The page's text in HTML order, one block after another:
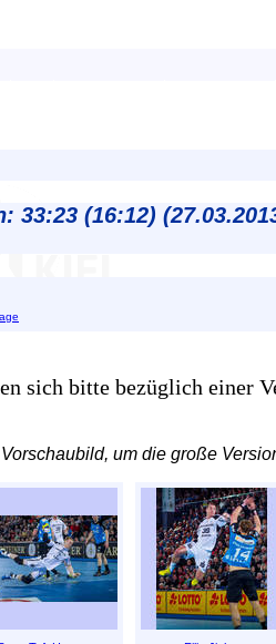
33:23 (16:12)
sich bitte bezüglich einer
um die große